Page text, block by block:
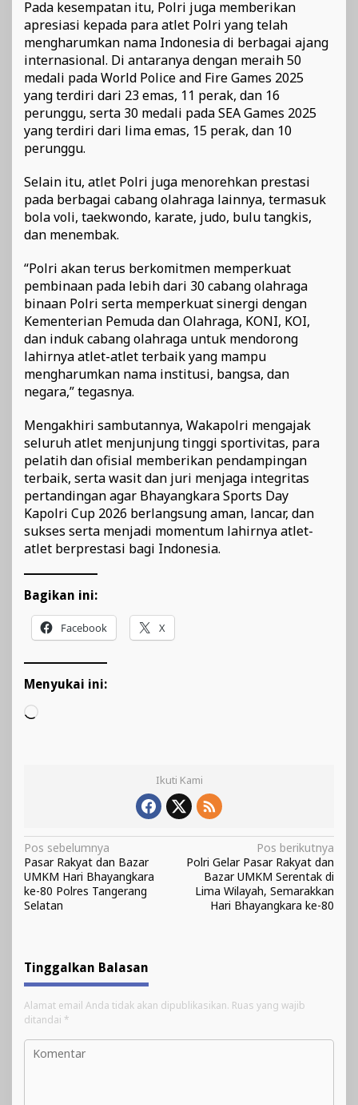
Pada kesempatan itu, Polri juga memberikan
apresiasi kepada para atlet Polri yang telah
mengharumkan nama Indonesia di berbagai ajang
internasional. Di antaranya dengan meraih 50
medali pada World Police and Fire Games 2025
yang terdiri dari 23 emas, 11 perak, dan 16
perunggu, serta 30 medali pada SEA Games 2025
yang terdiri dari lima emas, 15 perak, dan 10
perunggu.
Selain itu, atlet Polri juga menorehkan prestasi
pada berbagai cabang olahraga lainnya, termasuk
bola voli, taekwondo, karate, judo, bulu tangkis,
dan menembak.
“Polri akan terus berkomitmen memperkuat
pembinaan pada lebih dari 30 cabang olahraga
binaan Polri serta memperkuat sinergi dengan
Kementerian Pemuda dan Olahraga, KONI, KOI,
dan induk cabang olahraga untuk mendorong
lahirnya atlet-atlet terbaik yang mampu
mengharumkan nama institusi, bangsa, dan
negara,” tegasnya.
Mengakhiri sambutannya, Wakapolri mengajak
seluruh atlet menjunjung tinggi sportivitas, para
pelatih dan ofisial memberikan pendampingan
terbaik, serta wasit dan juri menjaga integritas
pertandingan agar Bhayangkara Sports Day
Kapolri Cup 2026 berlangsung aman, lancar, dan
sukses serta menjadi momentum lahirnya atlet-
atlet berprestasi bagi Indonesia.
Bagikan ini:
Facebook X
Menyukai ini:
Memuat...
Ikuti Kami
Navigasi
pos
Pos sebelumnya
Pasar Rakyat dan Bazar
UMKM Hari Bhayangkara
ke-80 Polres Tangerang
Selatan
Pos berikutnya
Polri Gelar Pasar Rakyat dan
Bazar UMKM Serentak di
Lima Wilayah, Semarakkan
Hari Bhayangkara ke-80
Tinggalkan Balasan
Alamat email Anda tidak akan dipublikasikan. Ruas yang wajib
ditandai *